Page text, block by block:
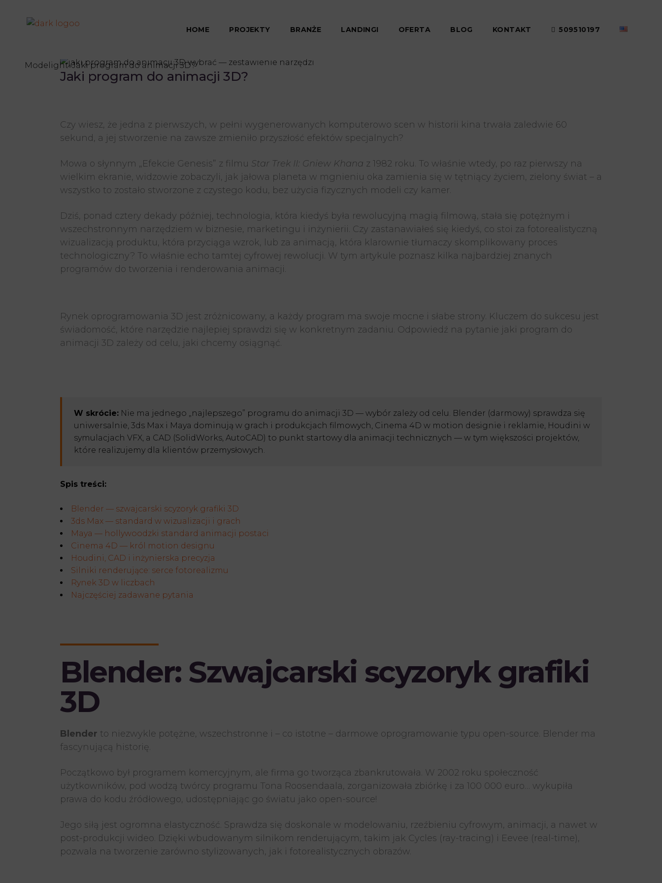
HOME PROJEKTY BRANŻE LANDINGI OFERTA BLOG KONTAKT 509510197
Modelight»Jaki program do animacji 3D?
Jaki program do animacji 3D?
Czy wiesz, że jedna z pierwszych, w pełni wygenerowanych komputerowo scen w historii kina trwała zaledwie 60
sekund, a jej stworzenie na zawsze zmieniło przyszłość efektów specjalnych?
Mowa o słynnym „Efekcie Genesis” z filmu Star Trek II: Gniew Khana z 1982 roku. To właśnie wtedy, po raz pierwszy na
wielkim ekranie, widzowie zobaczyli, jak jałowa planeta w mgnieniu oka zamienia się w tętniący życiem, zielony świat – a
wszystko to zostało stworzone z czystego kodu, bez użycia fizycznych modeli czy kamer.
Dziś, ponad cztery dekady później, technologia, która kiedyś była rewolucyjną magią filmową, stała się potężnym i
wszechstronnym narzędziem w biznesie, marketingu i inżynierii. Czy zastanawiałeś się kiedyś, co stoi za fotorealistyczną
wizualizacją produktu, która przyciąga wzrok, lub za animacją, która klarownie tłumaczy skomplikowany proces
technologiczny? To właśnie echo tamtej cyfrowej rewolucji. W tym artykule poznasz kilka najbardziej znanych
programów do tworzenia i renderowania animacji.
Rynek oprogramowania 3D jest zróżnicowany, a każdy program ma swoje mocne i słabe strony. Kluczem do sukcesu jest
świadomość, które narzędzie najlepiej sprawdzi się w konkretnym zadaniu. Odpowiedź na pytanie jaki program do
animacji 3D zależy od celu, jaki chcemy osiągnąć.
W skrócie: Nie ma jednego „najlepszego” programu do animacji 3D — wybór zależy od celu. Blender (darmowy) sprawdza się
uniwersalnie, 3ds Max i Maya dominują w grach i produkcjach filmowych, Cinema 4D w motion designie i reklamie, Houdini w
symulacjach VFX, a CAD (SolidWorks, AutoCAD) to punkt startowy dla animacji technicznych — w tym większości projektów,
które realizujemy dla klientów przemysłowych.
Spis treści:
Blender — szwajcarski scyzoryk grafiki 3D
3ds Max — standard w wizualizacji i grach
Maya — hollywoodzki standard animacji postaci
Cinema 4D — król motion designu
Houdini, CAD i inżynierska precyzja
Silniki renderujące: serce fotorealizmu
Rynek 3D w liczbach
Najczęściej zadawane pytania
Blender: Szwajcarski scyzoryk grafiki
3D
Blender to niezwykle potężne, wszechstronne i – co istotne – darmowe oprogramowanie typu open-source. Blender ma
fascynującą historię.
Początkowo był programem komercyjnym, ale firma go tworząca zbankrutowała. W 2002 roku społeczność
użytkowników, pod wodzą twórcy programu Tona Roosendaala, zorganizowała zbiórkę i za 100 000 euro… wykupiła
prawa do kodu źródłowego, udostępniając go światu jako open-source!
Jego siłą jest ogromna elastyczność. Sprawdza się doskonale w modelowaniu, rzeźbieniu cyfrowym, animacji, a nawet w
post-produkcji wideo. Dzięki wbudowanym silnikom renderującym, takim jak Cycles (ray-tracing) i Eevee (real-time),
pozwala na tworzenie zarówno stylizowanych, jak i fotorealistycznych obrazów.